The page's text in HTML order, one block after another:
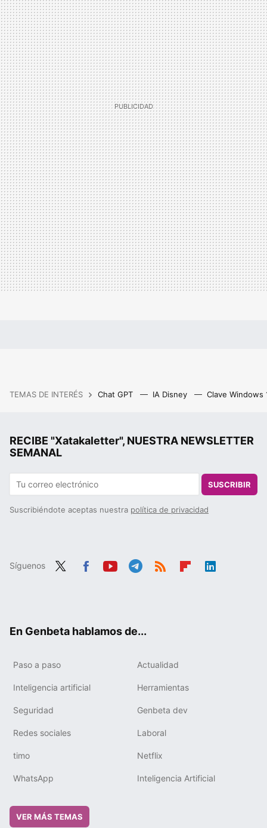
TEMAS DE INTERÉS Chat GPT IA Disney Clave Windows
RECIBE "Xatakaletter", NUESTRA NEWSLETTER
SEMANAL
SUSCRIBIR
Suscribiéndote aceptas nuestra política de privacidad
Síguenos
En Genbeta hablamos de...
Paso a paso Actualidad
Inteligencia artificial Herramientas
Seguridad Genbeta dev
Redes sociales Laboral
timo Netflix
WhatsApp Inteligencia Artificial
VER MÁS TEMAS